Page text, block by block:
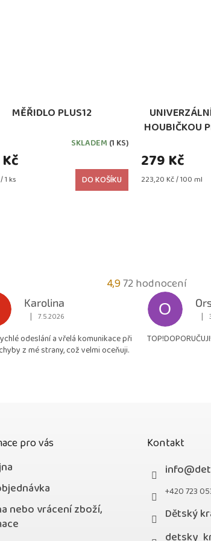
MĚŘIDLO PLUS12
SKLADEM (1 KS)
1 ks DO KOŠÍKU
HOUBIČKOU
279 Kč
Měrná
223,20 Kč / 100 ml
4,9Průměrné
hodnocení
obchodu
4,9
z
72 hodnocení
Karolina
Hodnocení obchodu je 5 z 5 hvězdiček.
| 7.5.2026
odeslání a vřelá komunikace při
z mé strany, což velmi oceňuji.
O |
pro vás
nebo vrácení zboží,
Kontakt
info@
+420 723
Dětský